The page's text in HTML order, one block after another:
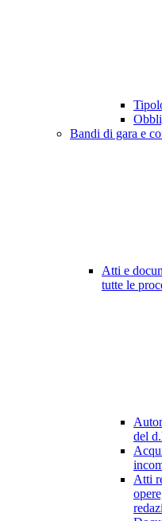
Bandi di gara e
Atti e
tutte le
del
Atti